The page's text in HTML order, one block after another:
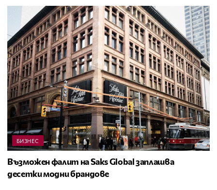
БИЗНЕС
Възможен фалит на Saks Global заплашва
десетки модни брандове